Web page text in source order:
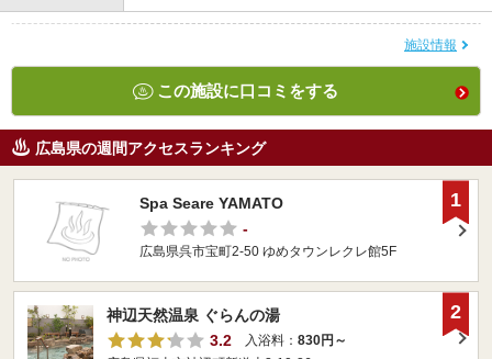
施設情報
この施設に口コミをする
広島県の週間アクセスランキング
Spa Seare YAMATO
-
広島県呉市宝町2-50 ゆめタウンレクレ館5F
1
神辺天然温泉 ぐらんの湯
3.2
入浴料： 830円～
2